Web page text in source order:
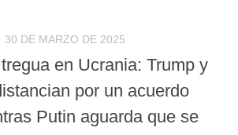
30 DE MARZO DE 2025
en Ucrania: Trump y
por un acuerdo
Putin aguarda que se